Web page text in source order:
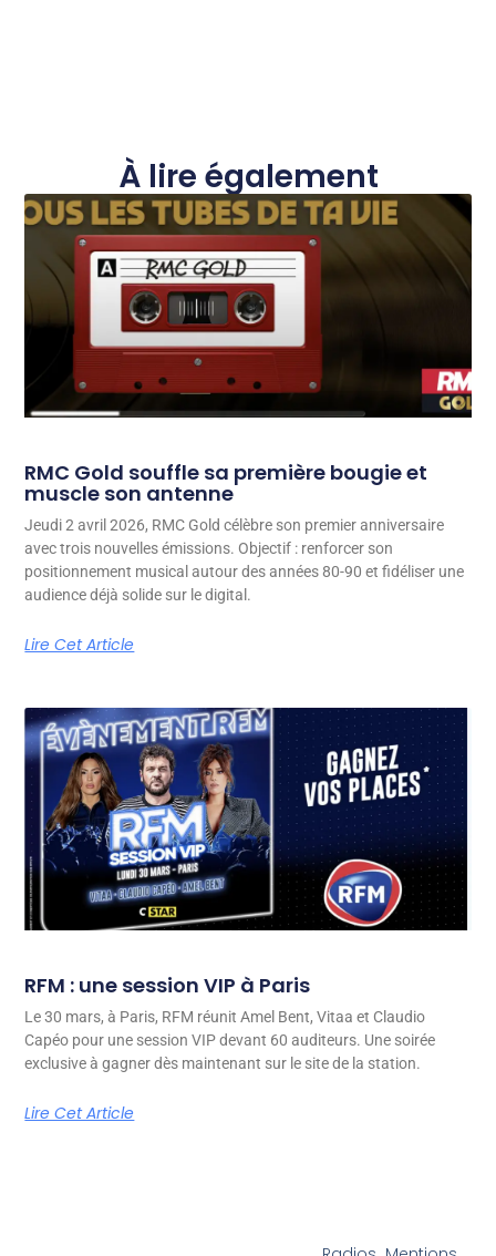
À lire également
RMC Gold souffle sa première bougie et
muscle son antenne
Jeudi 2 avril 2026, RMC Gold célèbre son premier anniversaire
avec trois nouvelles émissions. Objectif : renforcer son
positionnement musical autour des années 80-90 et fidéliser une
audience déjà solide sur le digital.
Lire Cet Article
RFM : une session VIP à Paris
Le 30 mars, à Paris, RFM réunit Amel Bent, Vitaa et Claudio
Capéo pour une session VIP devant 60 auditeurs. Une soirée
exclusive à gagner dès maintenant sur le site de la station.
Lire Cet Article